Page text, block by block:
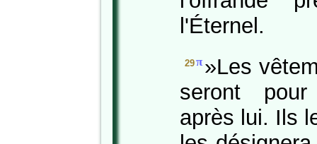
l'Éternel.
29π »Les
seront
après lui. Ils